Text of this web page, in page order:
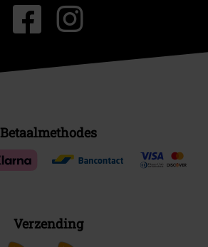
Betaalmethodes
Verzending